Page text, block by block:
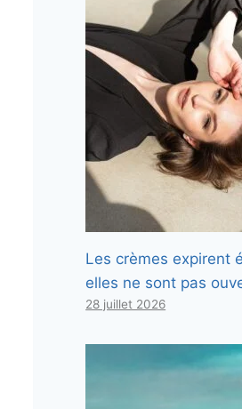
Les crèmes expirent
elles ne sont pas
28 juillet 2026